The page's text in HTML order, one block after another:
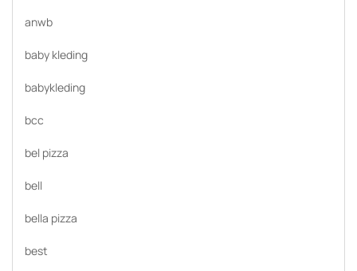
anwb
baby kleding
babykleding
bcc
bel pizza
bell
bella pizza
best